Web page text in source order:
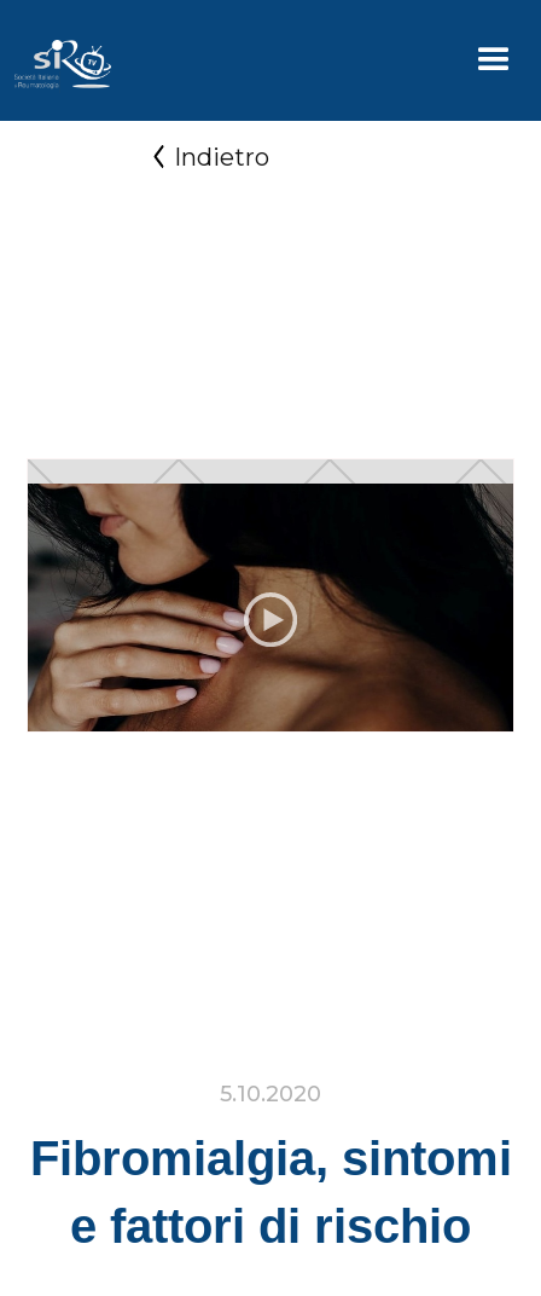
Indietro
5.10.2020
Fibromialgia, sintomi
e fattori di rischio